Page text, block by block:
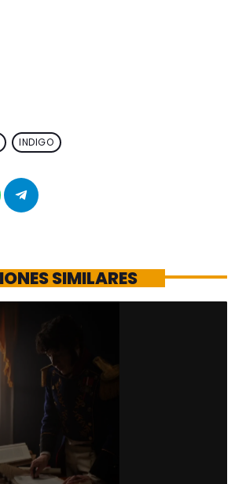
INDIGO
SIMILARES